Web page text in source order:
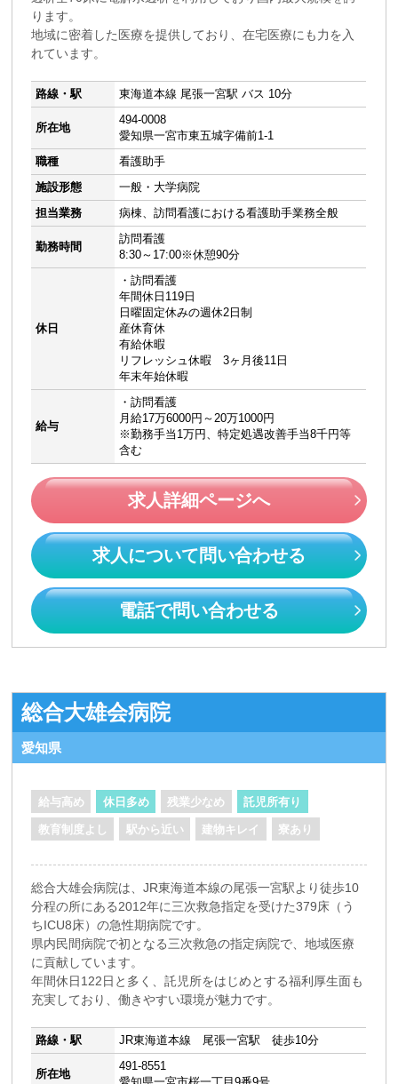
ります。
地域に密着した医療を提供しており、在宅医療にも力を入
れています。
路線・駅 東海道本線 尾張一宮駅 バス 10分
所在地
494-0008
愛知県一宮市東五城字備前1-1
職種
看護助手
施設形態
一般・大学病院
担当業務
病棟、訪問看護における看護助手業務全般
勤務時間
訪問看護
8:30～17:00※休憩90分
休日
・訪問看護
年間休日119日
日曜固定休みの週休2日制
産休育休
有給休暇
リフレッシュ休暇 3ヶ月後11日
年末年始休暇
給与
・訪問看護
月給17万6000円～20万1000円
※勤務手当1万円、特定処遇改善手当8千円等
含む
求人詳細ページへ
求人について問い合わせる
電話で問い合わせる
総合大雄会病院
愛知県
給与高め 休日多め 残業少なめ 託児所有り
教育制度よし 駅から近い 建物キレイ 寮あり
総合大雄会病院は、JR東海道本線の尾張一宮駅より徒歩10
分程の所にある2012年に三次救急指定を受けた379床（う
ちICU8床）の急性期病院です。
県内民間病院で初となる三次救急の指定病院で、地域医療
に貢献しています。
年間休日122日と多く、託児所をはじめとする福利厚生面も
充実しており、働きやすい環境が魅力です。
路線・駅 JR東海道本線 尾張一宮駅 徒歩10分
所在地
491-8551